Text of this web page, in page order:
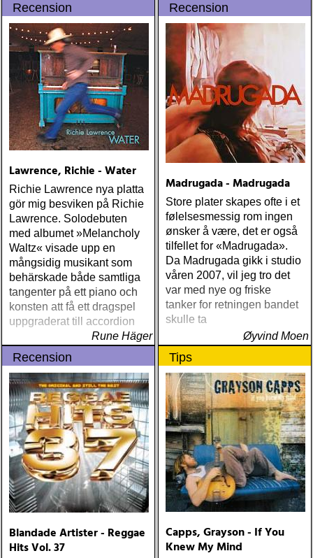
populære reggaestil kaldet
one-drop
Recension
Lawrence, Richie - Water
Richie Lawrence nya platta
gör mig besviken på Richie
Lawrence. Solodebuten
med albumet »Melancholy
Waltz« visade upp en
mångsidig musikant som
behärskade både samtliga
tangenter på ett piano och
konsten att få ett dragspel
uppgraderat till accordion
Rune Häger
Recension
Madrugada - Madrugada
Store plater skapes ofte i et
følelsesmessig rom ingen
ønsker å være, det er også
tilfellet for «Madrugada».
Da Madrugada gikk i studio
våren 2007, vil jeg tro det
var med nye og friske
tanker for retningen bandet
skulle ta
Øyvind Moen
Recension
Blandade Artister - Reggae
Hits Vol. 37
Tips
Capps, Grayson - If You
Knew My Mind